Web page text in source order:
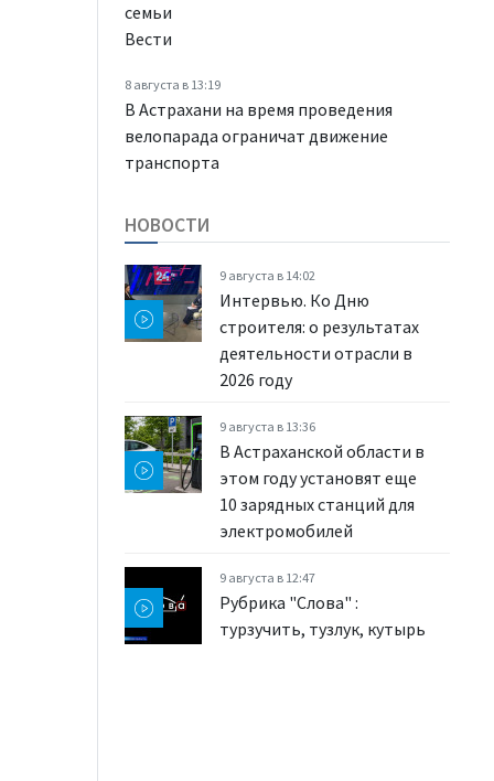
семьи
Вести
8 августа в 13:19
В Астрахани на время проведения
велопарада ограничат движение
транспорта
НОВОСТИ
9 августа в 14:02
Интервью. Ко Дню
строителя: о результатах
деятельности отрасли в
2026 году
9 августа в 13:36
В Астраханской области в
этом году установят еще
10 зарядных станций для
электромобилей
9 августа в 12:47
Рубрика "Слова" :
турзучить, тузлук, кутырь